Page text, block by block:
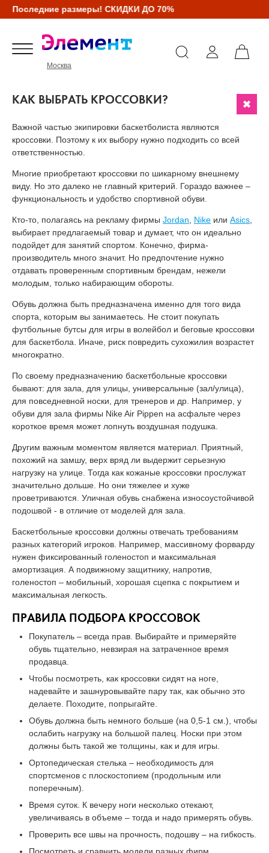
Последние размеры! СКИДКИ ДО 70%
Москва
КАК ВЫБРАТЬ КРОССОВКИ?
Важной частью экипировки баскетболиста являются
кроссовки. Поэтому к их выбору нужно подходить со всей
ответственностью.
Многие приобретают кроссовки по шикарному внешнему
виду. Но это далеко не главный критерий. Гораздо важнее –
функциональность и удобство спортивной обуви.
Кто-то, полагаясь на рекламу фирмы Jordan Nike или Asics
выбирает предлагаемый товар и думает, что он идеально
подойдет для занятий спортом. Конечно, фирма-
производитель много значит. Но предпочтение нужно
отдавать проверенным спортивным брендам, нежели
молодым, только набирающим обороты.
Обувь должна быть предназначена именно для того вида
спорта, которым вы занимаетесь. Не стоит покупать
футбольные бутсы для игры в волейбол и беговые кроссовки
для баскетбола. Иначе, риск повредить сухожилия возрастет
многократно.
По своему предназначению баскетбольные кроссовки
бывают: для зала, для улицы, универсальные (зал/улица),
для повседневной носки, для тренеров и др. Например, у
обуви для зала фирмы Nike Air Pippen на асфальте через
короткое время может лопнуть воздушная подушка.
Другим важным моментом является материал. Приятный,
похожий на замшу, верх вряд ли выдержит серьезную
нагрузку на улице. Тогда как кожаные кроссовки прослужат
значительно дольше. Но они тяжелее и хуже
проветриваются. Уличная обувь снабжена износоустойчивой
подошвой - в отличие от моделей для зала.
Баскетбольные кроссовки должны отвечать требованиям
разных категорий игроков. Например, массивному форварду
нужен фиксированный голеностоп и максимальная
амортизация. А подвижному защитнику, напротив,
голеностоп – мобильный, хорошая сцепка с покрытием и
максимальная легкость.
ПРАВИЛА ПОДБОРА КРОССОВОК
Покупатель – всегда прав. Выбирайте и примеряйте
обувь тщательно, невзирая на затраченное время
продавца.
Чтобы посмотреть, как кроссовки сидят на ноге,
надевайте и зашнуровывайте пару так, как обычно это
делаете. Походите, попрыгайте.
Обувь должна быть немного больше (на 0,5-1 см.), чтобы
ослабить нагрузку на большой палец. Носки при этом
должны быть такой же толщины, как и для игры.
Ортопедическая стелька – необходимость для
спортсменов с плоскостопием (продольным или
поперечным).
Время суток. К вечеру ноги несколько отекают,
увеличиваясь в объеме – тогда и надо примерять обувь.
Проверить все швы на прочность, подошву – на гибкость.
Посмотреть и сравнить модели разных фирм.